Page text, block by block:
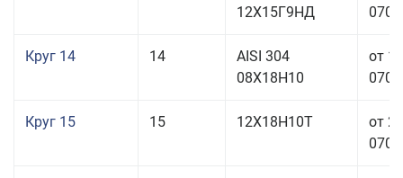
12Х15Г9НД
Круг 14 14
AISI 304
08Х18Н10
от
Круг 15 15 12Х18Н10Т
от